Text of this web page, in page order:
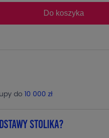
Do koszyka
do 10 000 zł
stolika?